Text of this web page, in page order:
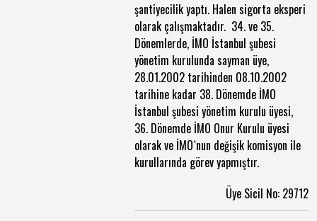
şantiyecilik yaptı. Halen sigorta eksperi
olarak çalışmaktadır. 34. ve 35.
Dönemlerde, İMO İstanbul şubesi
yönetim kurulunda sayman üye,
28.01.2002 tarihinden 08.10.2002
tarihine kadar 38. Dönemde İMO
İstanbul şubesi yönetim kurulu üyesi,
36. Dönemde İMO Onur Kurulu üyesi
olarak ve İMO`nun değişik komisyon ile
kurullarında görev yapmıştır.
Üye Sicil No: 29712